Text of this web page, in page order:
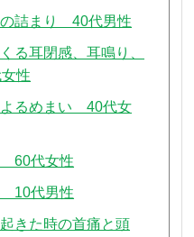
の詰まり 40代男性
る耳閉感、耳鳴り、
性
よるめまい 40代女
60代女性
10代男性
きた時の首痛と頭